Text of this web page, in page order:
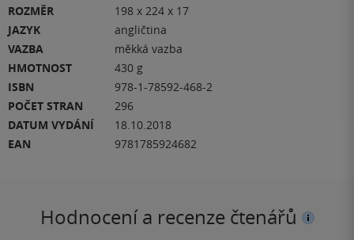
ROZMĚR
198 x 224 x 17
JAZYK
angličtina
VAZBA
měkká vazba
HMOTNOST
430 g
ISBN
978-1-78592-468-2
POČET STRAN
296
DATUM VYDÁNÍ
18.10.2018
EAN
9781785924682
Hodnocení a recenze čtenářů